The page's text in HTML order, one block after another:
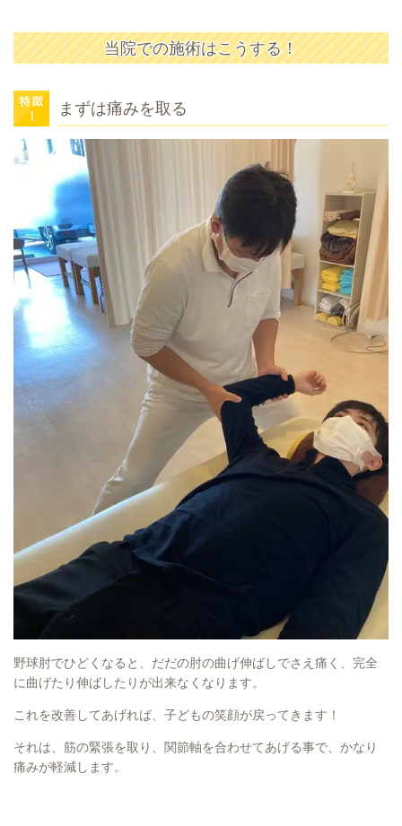
当院での施術はこうする！
まずは痛みを取る
野球肘でひどくなると、だだの肘の曲げ伸ばしでさえ痛く、完全
に曲げたり伸ばしたりが出来なくなります。
これを改善してあげれば、子どもの笑顔が戻ってきます！
それは、筋の緊張を取り、関節軸を合わせてあげる事で、かなり
痛みが軽減します。